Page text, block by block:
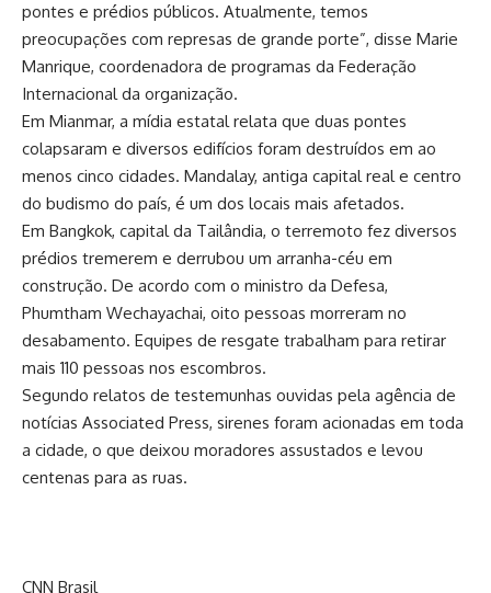
pontes e prédios públicos. Atualmente, temos
preocupações com represas de grande porte”, disse Marie
Manrique, coordenadora de programas da Federação
Internacional da organização.
Em Mianmar, a mídia estatal relata que duas pontes
colapsaram e diversos edifícios foram destruídos em ao
menos cinco cidades. Mandalay, antiga capital real e centro
do budismo do país, é um dos locais mais afetados.
Em Bangkok, capital da Tailândia, o terremoto fez diversos
prédios tremerem e derrubou um arranha-céu em
construção. De acordo com o ministro da Defesa,
Phumtham Wechayachai, oito pessoas morreram no
desabamento. Equipes de resgate trabalham para retirar
mais 110 pessoas nos escombros.
Segundo relatos de testemunhas ouvidas pela agência de
notícias Associated Press, sirenes foram acionadas em toda
a cidade, o que deixou moradores assustados e levou
centenas para as ruas.
CNN Brasil